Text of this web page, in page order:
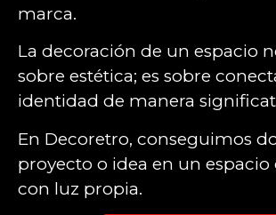
marca.
La decoración de un espacio
sobre estética; es sobre
identidad de manera
En Decoretro, conseguimos
proyecto o idea en un espacio
con luz propia.